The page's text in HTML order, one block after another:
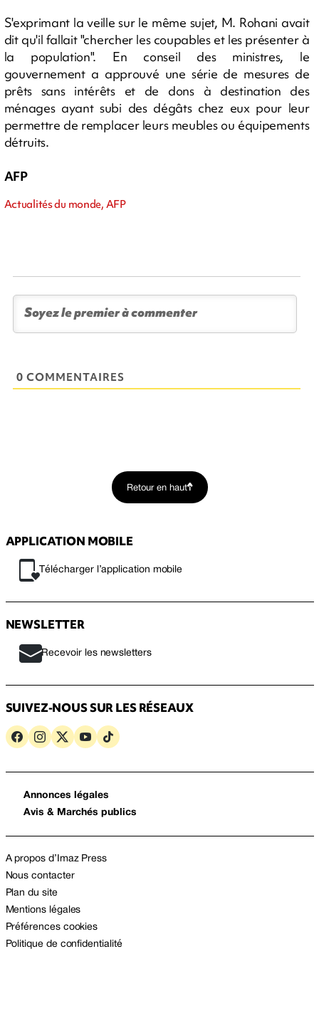
S'exprimant la veille sur le même sujet, M. Rohani avait
dit qu'il fallait "chercher les coupables et les présenter à
la population". En conseil des ministres, le
gouvernement a approuvé une série de mesures de
prêts sans intérêts et de dons à destination des
ménages ayant subi des dégâts chez eux pour leur
permettre de remplacer leurs meubles ou équipements
détruits.
AFP
Actualités du monde, AFP
0 COMMENTAIRES
Retour en haut
APPLICATION MOBILE
Télécharger l’application mobile
NEWSLETTER
Recevoir les newsletters
SUIVEZ-NOUS SUR LES RÉSEAUX
Annonces légales
Avis & Marchés publics
A propos d’Imaz Press
Nous contacter
Plan du site
Mentions légales
Préférences cookies
Politique de confidentialité